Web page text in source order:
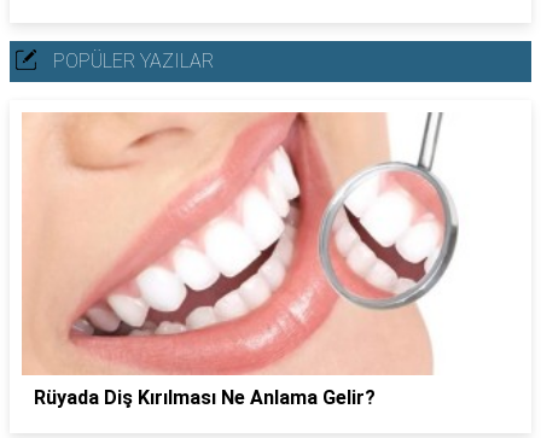
POPÜLER YAZILAR
Rüyada Diş Kırılması Ne Anlama Gelir?